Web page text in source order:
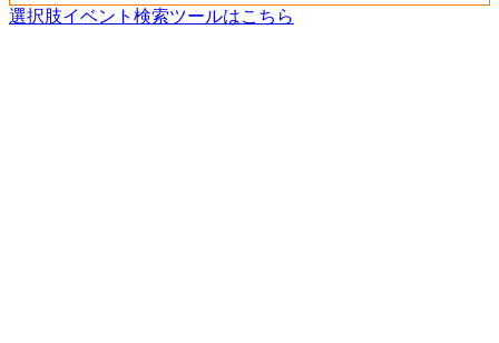
選択肢イベント検索ツールはこちら